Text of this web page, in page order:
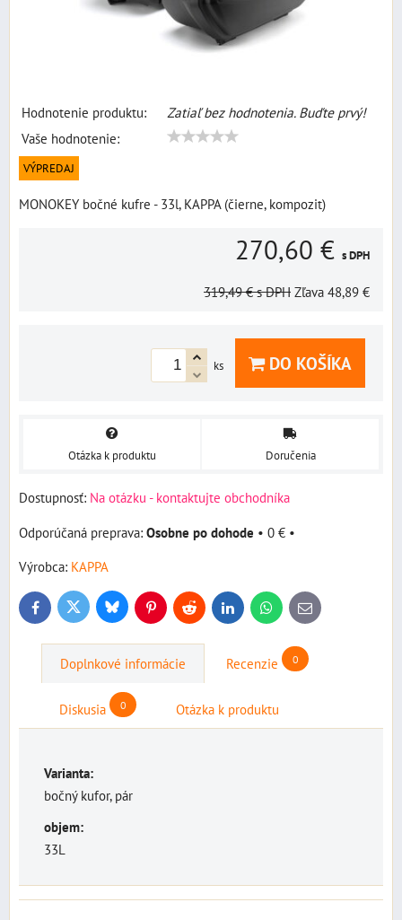
Hodnotenie produktu:
Zatiaľ bez hodnotenia. Buďte prvý!
Vaše hodnotenie:
VÝPREDAJ
MONOKEY bočné kufre - 33l, KAPPA (čierne, kompozit)
270,60 € s DPH
319,49 € s DPH Zľava 48,89 €
ks DO KOŠÍKA
Otázka k produktu Doručenia
Dostupnosť: Na otázku - kontaktujte obchodníka
Osobne po dohode • 0 € •
Výrobca: KAPPA
FacebookTwitter BlueskyPinterestReddit LinkedInWhatsApp
E-
mail
Doplnkové informácie Recenzie 0
Diskusia 0 Otázka k produktu
Varianta:
bočný kufor, pár
objem:
33L